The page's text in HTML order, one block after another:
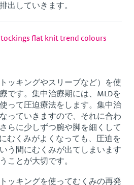
出していきます。
ッキングやスリーブなど）を使
です。集中治療期には、MLDを
って圧迫療法をします。集中治
っていきますので、それに合わ
らに少しずつ腕や脚を細くして
むくみがよくなっても、圧迫を
う間にむくみが出てしまいます
ことが大切です。
ッキングを使ってむくみの再発